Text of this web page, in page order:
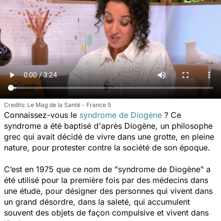
Le Mag de la Santé - France 5
Connaissez-vous le syndrome de Diogène ? Ce
syndrome a été baptisé d'après Diogène, un philosophe
grec qui avait décidé de vivre dans une grotte, en pleine
nature, pour protester contre la société de son époque.
C’est en 1975 que ce nom de "syndrome de Diogène" a
été utilisé pour la première fois par des médecins dans
une étude, pour désigner des personnes qui vivent dans
un grand désordre, dans la saleté, qui accumulent
souvent des objets de façon compulsive et vivent dans